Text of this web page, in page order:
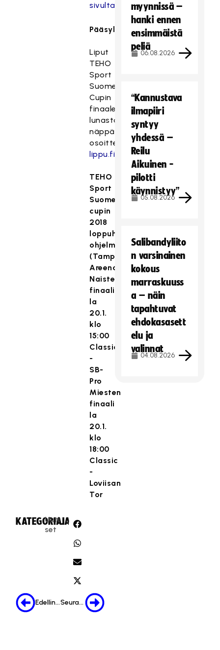
sivulta
Pääsyliput
Liput
TEHO
Sport
Suomen
Cupin
finaaleihin
lunastat
näppärimmin
osoitteesta
lippu.fi/salibandy
TEHO
Sport
Suomen
cupin
2018
loppuhuipentuman
ohjelma
(Tampere
Areena)
Naisten
finaali
la
20.1.
klo
15:00
Classic
-
SB-
Pro
Miesten
finaali
la
20.1.
klo
18:00
Classic
-
Loviisan
Tor
KATEGORIA:
Uuti
set
JAA:
Edellinen Seuraava
myynnissä –
hanki ennen
ensimmäistä
peliä
06.08.2026
“Kannustava
ilmapiiri
syntyy
yhdessä –
Reilu
Aikuinen -
pilotti
käynnistyy”
05.08.2026
Salibandyliito
n varsinainen
kokous
marraskuuss
a – näin
tapahtuvat
ehdokasasett
elu ja
valinnat
04.08.2026